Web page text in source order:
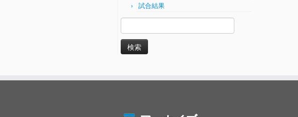
試合結果
索: